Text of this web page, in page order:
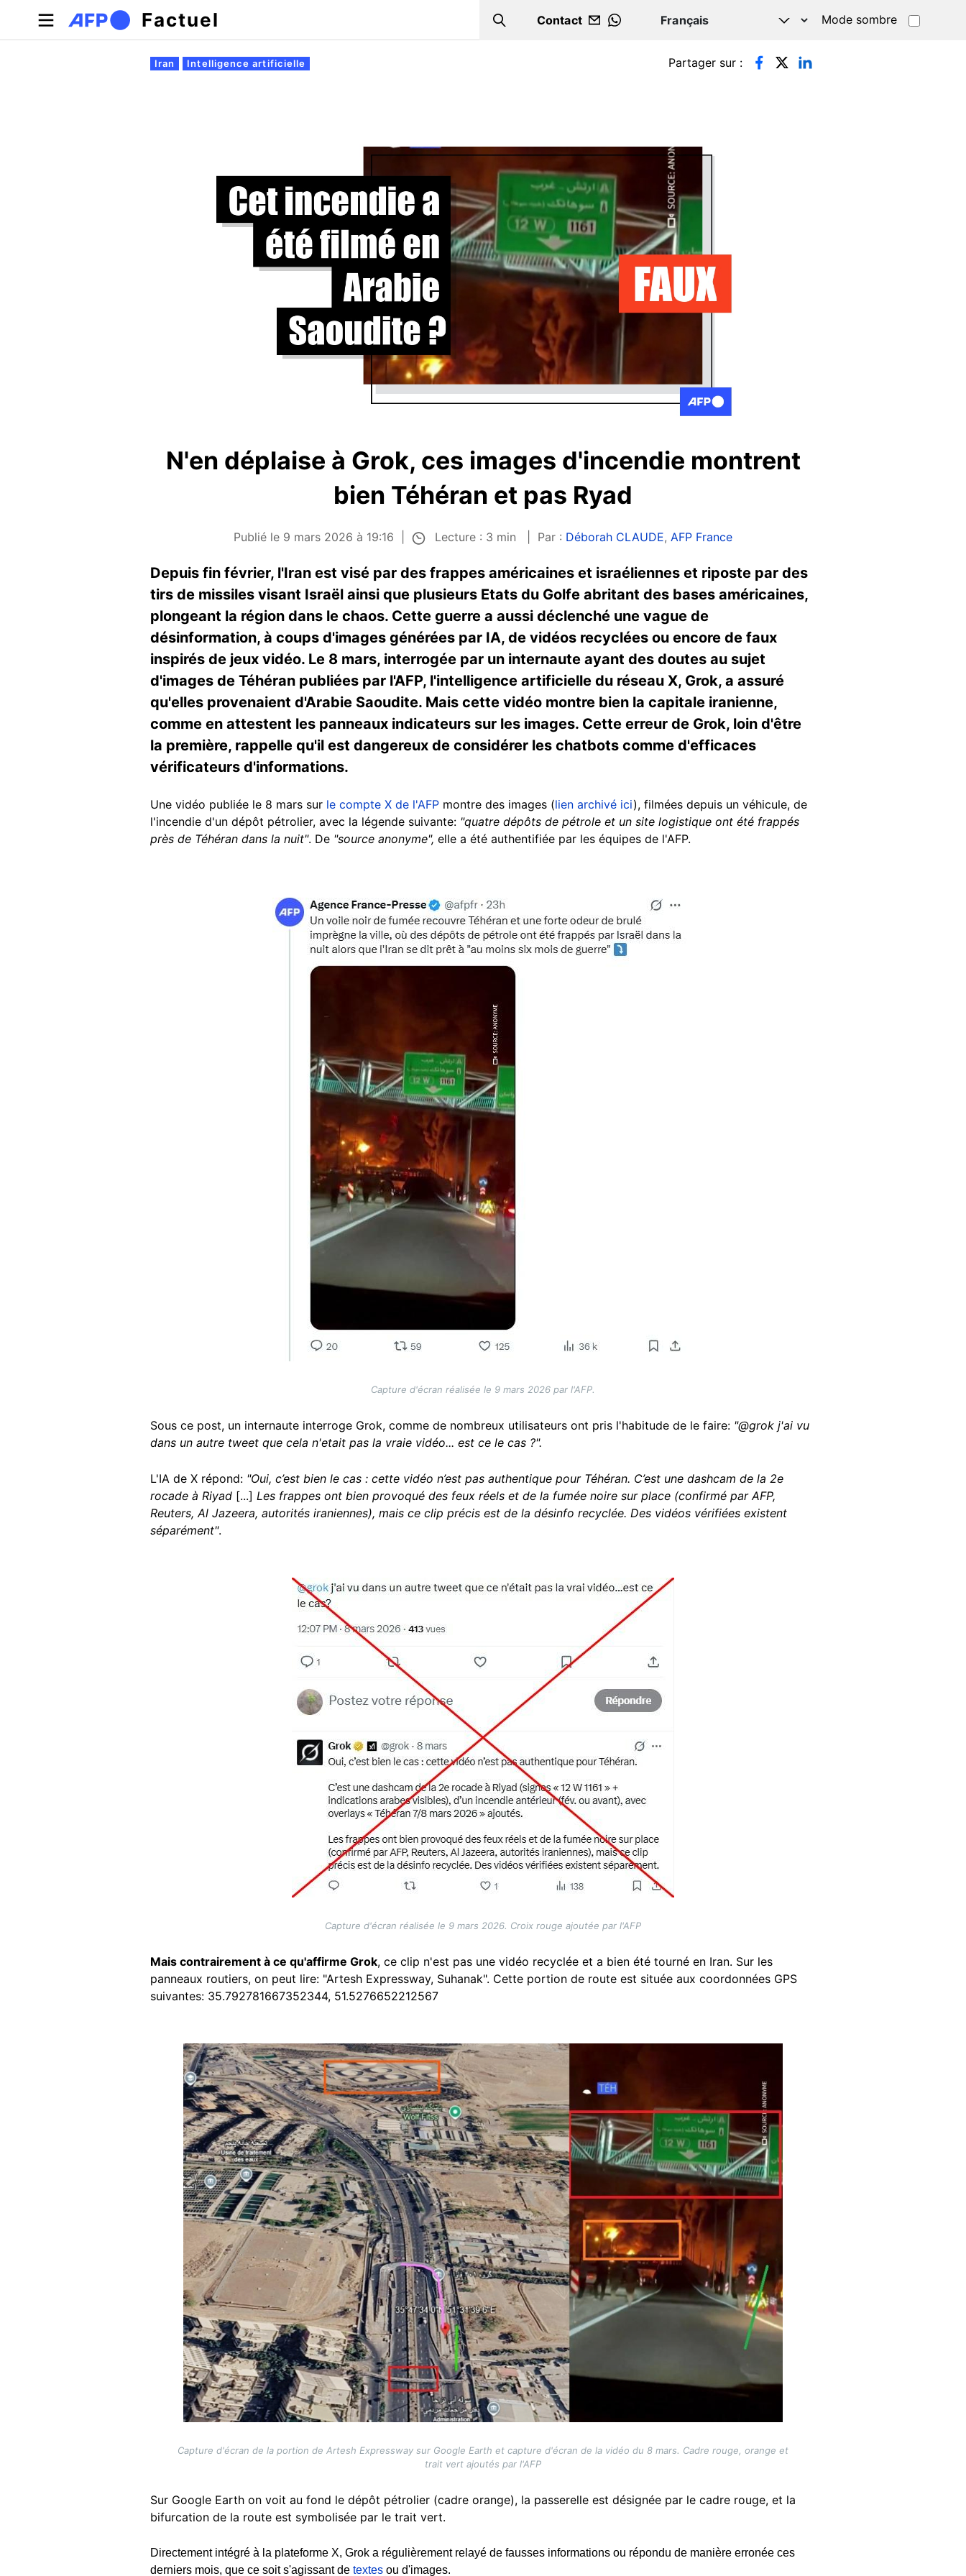
Aller au contenu principal
Factuel Search
Contact
WHATSAPP
Mode sombre
Onglets principaux
Iran Intelligence artificielle Partager sur :
N'en déplaise à Grok, ces images d'incendie montrent
bien Téhéran et pas Ryad
Publié le 9 mars 2026 à 19:16 Lecture : 3 min Par : Déborah CLAUDE, AFP France
Depuis fin février, l'Iran est visé par des frappes américaines et israéliennes et riposte par des
tirs de missiles visant Israël ainsi que plusieurs Etats du Golfe abritant des bases américaines,
plongeant la région dans le chaos. Cette guerre a aussi déclenché une vague de
désinformation, à coups d'images générées par IA, de vidéos recyclées ou encore de faux
inspirés de jeux vidéo. Le 8 mars, interrogée par un internaute ayant des doutes au sujet
d'images de Téhéran publiées par l'AFP, l'intelligence artificielle du réseau X, Grok, a assuré
qu'elles provenaient d'Arabie Saoudite. Mais cette vidéo montre bien la capitale iranienne,
comme en attestent les panneaux indicateurs sur les images. Cette erreur de Grok, loin d'être
la première, rappelle qu'il est dangereux de considérer les chatbots comme d'efficaces
vérificateurs d'informations.
Une vidéo publiée le 8 mars sur le compte X de l'AFP montre des images (lien archivé ici), filmées depuis un véhicule, de
l'incendie d'un dépôt pétrolier, avec la légende suivante: "quatre dépôts de pétrole et un site logistique ont été frappés
près de Téhéran dans la nuit". De "source anonyme", elle a été authentifiée par les équipes de l'AFP.
Capture d'écran réalisée le 9 mars 2026 par l'AFP.
Sous ce post, un internaute interroge Grok, comme de nombreux utilisateurs ont pris l'habitude de le faire: "@grok j'ai vu
dans un autre tweet que cela n'etait pas la vraie vidéo... est ce le cas ?".
L'IA de X répond: "Oui, c’est bien le cas : cette vidéo n’est pas authentique pour Téhéran. C’est une dashcam de la 2e
rocade à Riyad [...] Les frappes ont bien provoqué des feux réels et de la fumée noire sur place (confirmé par AFP,
Reuters, Al Jazeera, autorités iraniennes), mais ce clip précis est de la désinfo recyclée. Des vidéos vérifiées existent
séparément".
Capture d'écran réalisée le 9 mars 2026. Croix rouge ajoutée par l'AFP
Mais contrairement à ce qu'affirme Grok, ce clip n'est pas une vidéo recyclée et a bien été tourné en Iran. Sur les
panneaux routiers, on peut lire: "Artesh Expressway, Suhanak". Cette portion de route est située aux coordonnées GPS
suivantes: 35.792781667352344, 51.5276652212567
Image
Capture d'écran de la portion de Artesh Expressway sur Google Earth et capture d'écran de la vidéo du 8 mars. Cadre rouge, orange et
trait vert ajoutés par l'AFP
Sur Google Earth on voit au fond le dépôt pétrolier (cadre orange), la passerelle est désignée par le cadre rouge, et la
bifurcation de la route est symbolisée par le trait vert.
Directement intégré à la plateforme X, Grok a régulièrement relayé de fausses informations ou répondu de manière erronée ces
derniers mois, que ce soit s'agissant de textes ou d'images.